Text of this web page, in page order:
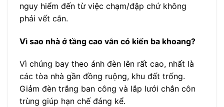
nguy hiểm đến từ việc chạm/đập chứ không
phải vết cắn.
Vì sao nhà ở tầng cao vẫn có kiến ba khoang?
Vì chúng bay theo ánh đèn lên rất cao, nhất là
các tòa nhà gần đồng ruộng, khu đất trống.
Giảm đèn trắng ban công và lắp lưới chắn côn
trùng giúp hạn chế đáng kể.